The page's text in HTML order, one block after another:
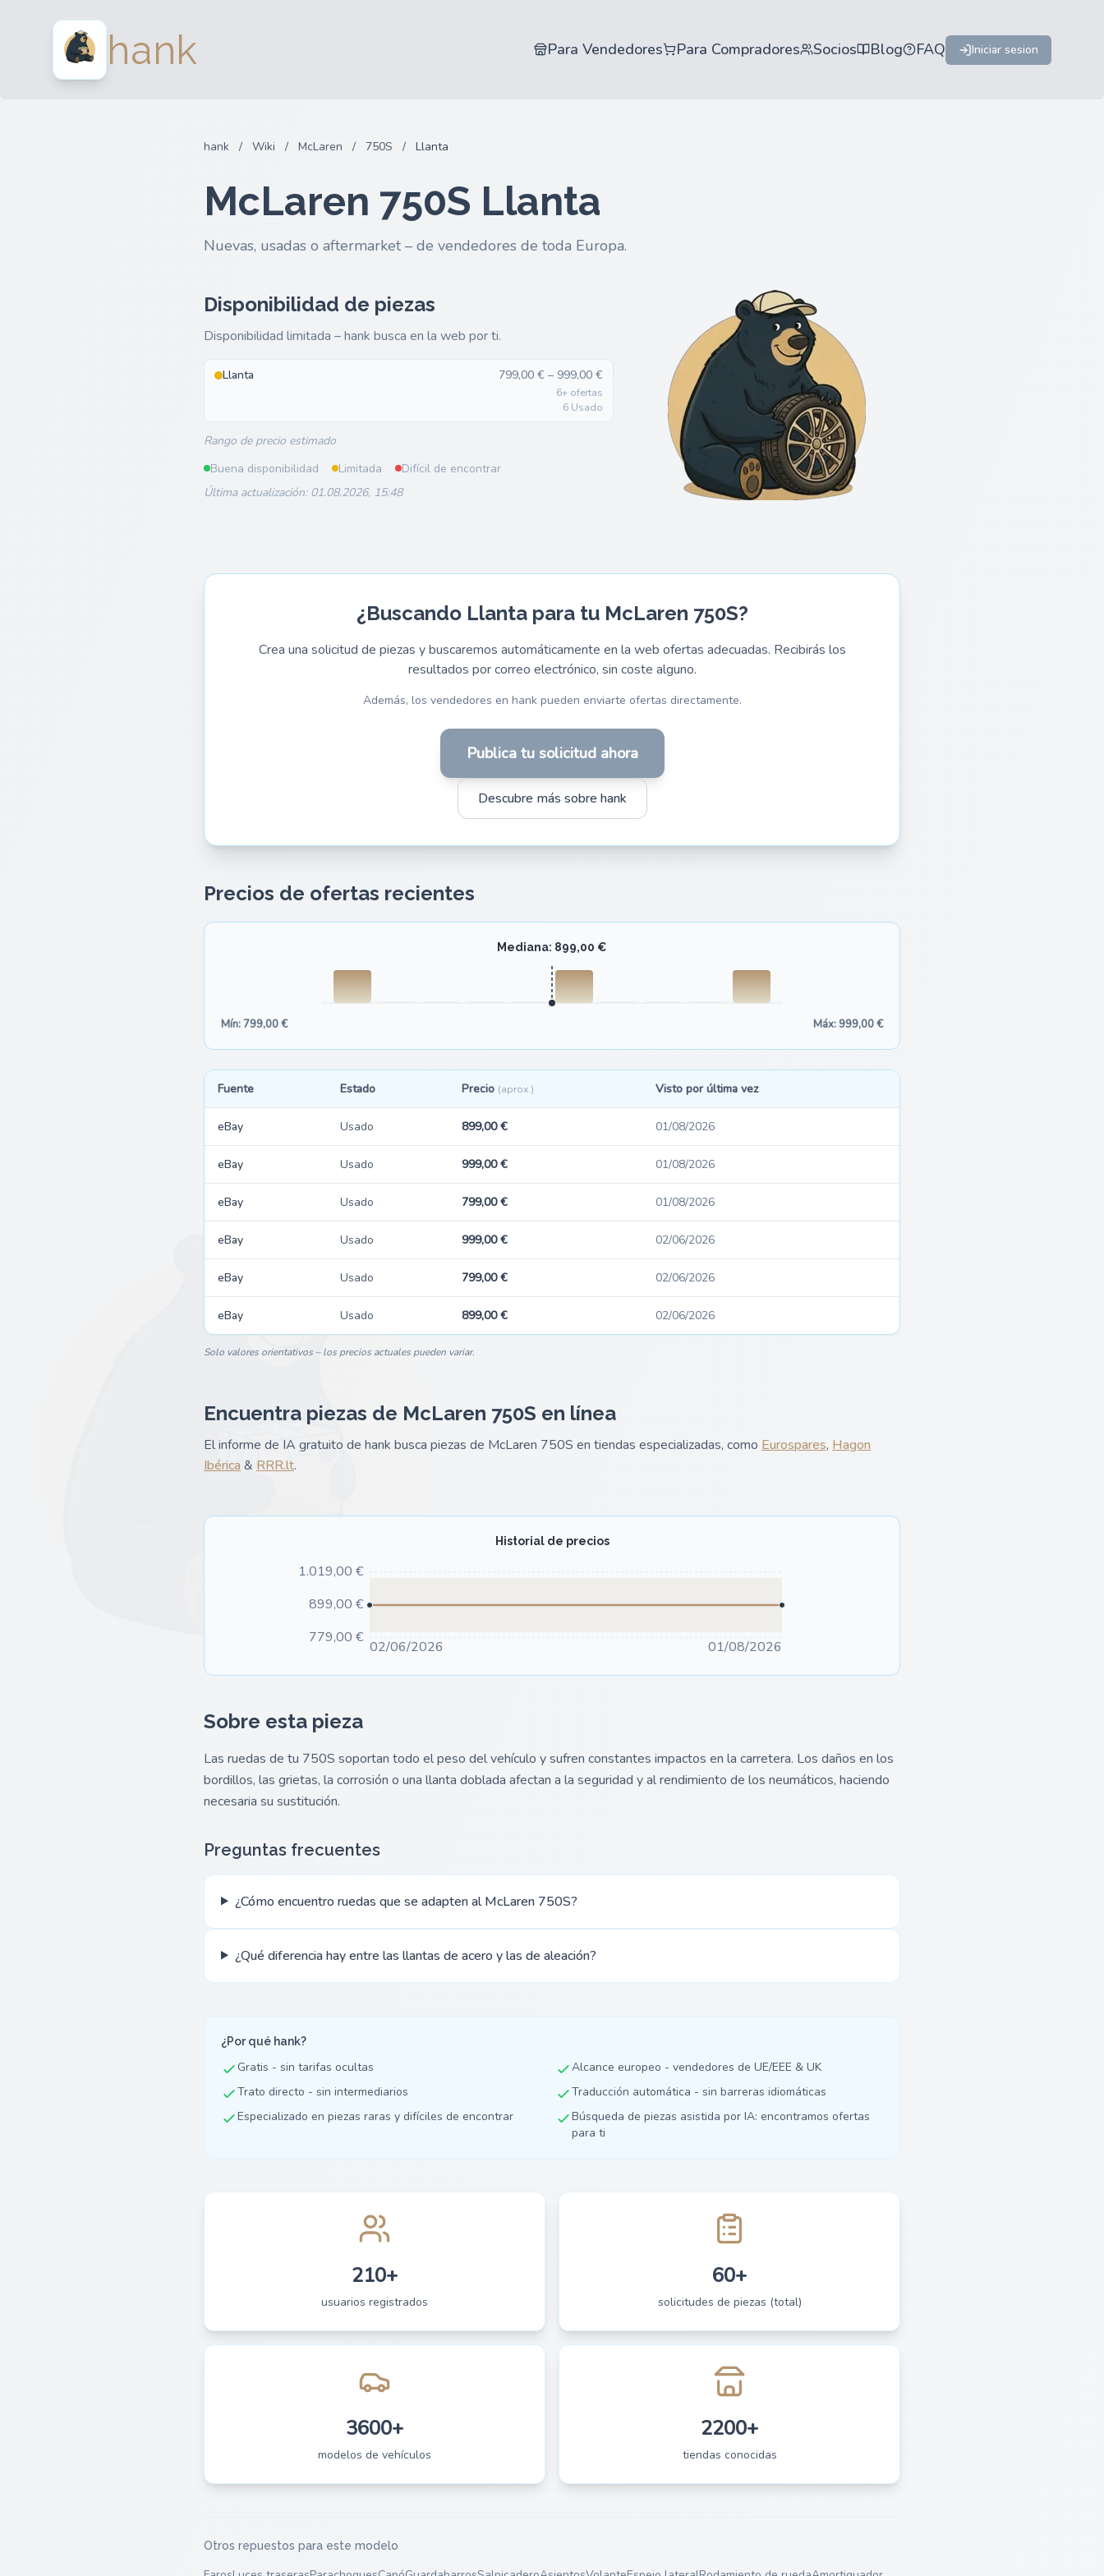
hank Para Vendedores Para Compradores Socios Blog FAQ Iniciar sesion
hank / Wiki / McLaren / 750S / Llanta
McLaren 750S Llanta
Nuevas, usadas o aftermarket – de vendedores de toda Europa.
Disponibilidad de piezas
Disponibilidad limitada – hank busca en la web por ti.
Llanta 799,00 € – 999,00 €
6+ ofertas
6 Usado
Rango de precio estimado
Buena disponibilidad
Limitada
Difícil de encontrar
Última actualización: 01.08.2026, 15:48
¿Buscando Llanta para tu McLaren 750S?
Crea una solicitud de piezas y buscaremos automáticamente en la web ofertas adecuadas. Recibirás los
resultados por correo electrónico, sin coste alguno.
Además, los vendedores en hank pueden enviarte ofertas directamente.
Publica tu solicitud ahora
Descubre más sobre hank
Precios de ofertas recientes
Mediana: 899,00 €
Mín: 799,00 € Máx: 999,00 €
Fuente Estado Precio (aprox.) Visto por última vez
eBay Usado 899,00 € 01/08/2026
eBay Usado 999,00 € 01/08/2026
eBay Usado 799,00 € 01/08/2026
eBay Usado 999,00 € 02/06/2026
eBay Usado 799,00 € 02/06/2026
eBay Usado 899,00 € 02/06/2026
Solo valores orientativos – los precios actuales pueden variar.
Encuentra piezas de McLaren 750S en línea
El informe de IA gratuito de hank busca piezas de McLaren 750S en tiendas especializadas, como Eurospares, Hagon
Ibérica & RRR.lt.
Historial de precios
779,00 €
899,00 €
1.019,00 €
02/06/2026 01/08/2026
Sobre esta pieza
Las ruedas de tu 750S soportan todo el peso del vehículo y sufren constantes impactos en la carretera. Los daños en los
bordillos, las grietas, la corrosión o una llanta doblada afectan a la seguridad y al rendimiento de los neumáticos, haciendo
necesaria su sustitución.
Preguntas frecuentes
¿Cómo encuentro ruedas que se adapten al McLaren 750S?
¿Qué diferencia hay entre las llantas de acero y las de aleación?
¿Por qué hank?
Gratis - sin tarifas ocultas
Alcance europeo - vendedores de UE/EEE & UK
Trato directo - sin intermediarios
Traducción automática - sin barreras idiomáticas
Especializado en piezas raras y difíciles de encontrar
Búsqueda de piezas asistida por IA: encontramos ofertas
para ti
210+
usuarios registrados
60+
solicitudes de piezas (total)
3600+
modelos de vehículos
2200+
tiendas conocidas
Otros repuestos para este modelo